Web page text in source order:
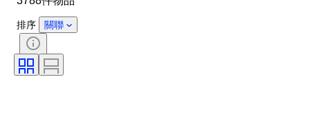
包括配件
物品尺碼
排序 關聯